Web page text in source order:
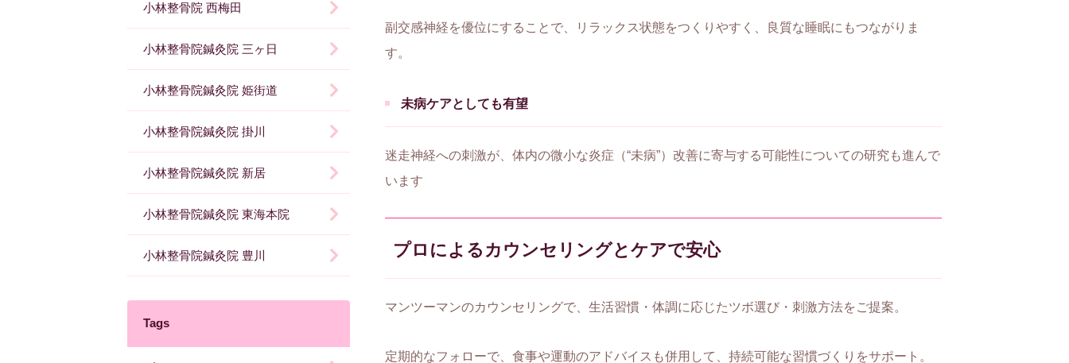
副交感神経を優位にすることで、リラックス状態をつくりやすく、良質な睡眠にもつながりま
す。
未病ケアとしても有望
迷走神経への刺激が、体内の微小な炎症（“未病”）改善に寄与する可能性についての研究も進んで
います
プロによるカウンセリングとケアで安心
マンツーマンのカウンセリングで、生活習慣・体調に応じたツボ選び・刺激方法をご提案。
定期的なフォローで、食事や運動のアドバイスも併用して、持続可能な習慣づくりをサポート。
小林整骨院 西梅田
小林整骨院鍼灸院 三ヶ日
小林整骨院鍼灸院 姫街道
小林整骨院鍼灸院 掛川
小林整骨院鍼灸院 新居
小林整骨院鍼灸院 東海本院
小林整骨院鍼灸院 豊川
Tags